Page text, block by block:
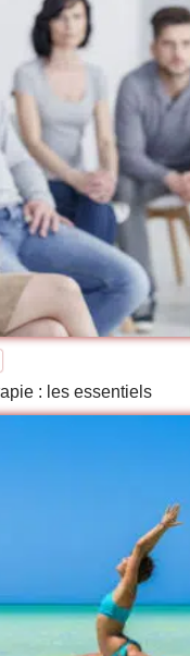
: les essentiels